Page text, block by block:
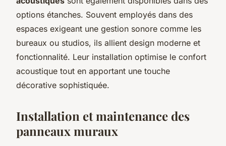
options étanches. Souvent employés dans des
espaces exigeant une gestion sonore comme les
bureaux ou studios, ils allient design moderne et
fonctionnalité. Leur installation optimise le confort
acoustique tout en apportant une touche
décorative sophistiquée.
Installation et maintenance des
panneaux muraux